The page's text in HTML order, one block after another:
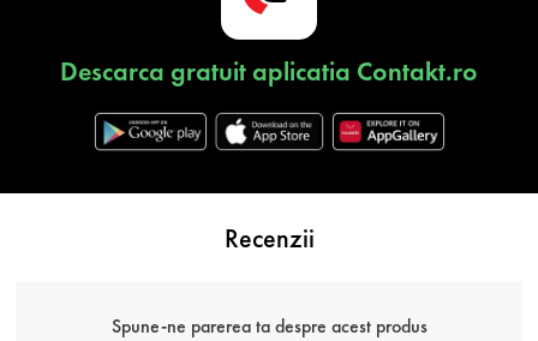
Descarca gratuit aplicatia Contakt.ro
Recenzii
Spune-ne parerea ta despre acest produs